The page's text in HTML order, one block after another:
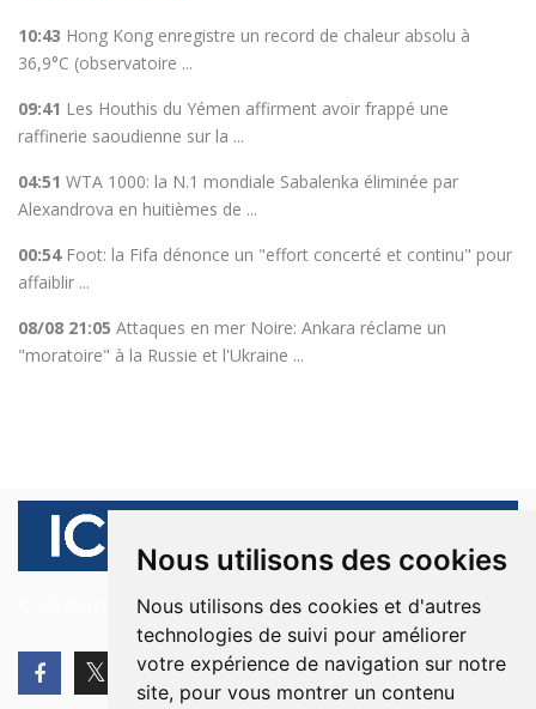
Nous utilisons des cookies
Nous utilisons des cookies et d'autres
technologies de suivi pour améliorer
votre expérience de navigation sur notre
site, pour vous montrer un contenu
10:43 Hong Kong enregistre un record de chaleur absolu à
36,9°C (observatoire ...
09:41 Les Houthis du Yémen affirment avoir frappé une
raffinerie saoudienne sur la ...
04:51 WTA 1000: la N.1 mondiale Sabalenka éliminée par
Alexandrova en huitièmes de ...
00:54 Foot: la Fifa dénonce un "effort concerté et continu" pour
affaiblir ...
08/08 21:05 Attaques en mer Noire: Ankara réclame un
"moratoire" à la Russie et l'Ukraine ...
© 2026 Ici Beyrouth. Tous les droits sont réservés.